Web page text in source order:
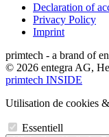
Declaration of
Privacy Policy
Imprint
primtech - a brand of
© 2026 entegra AG,
primtech INSIDE
Utilisation de cookies
Essentiell